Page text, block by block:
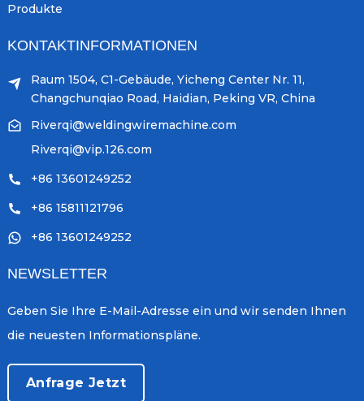
Produkte
KONTAKTINFORMATIONEN
Raum 1504, C1-Gebäude, Yicheng Center Nr. 11,
Changchunqiao Road, Haidian, Peking VR, China
Riverqi@weldingwiremachine.com
Riverqi@vip.126.com
+86 13601249252
+86 15811121796
+86 13601249252
NEWSLETTER
Geben Sie Ihre E-Mail-Adresse ein und wir senden Ihnen
die neuesten Informationspläne.
Anfrage Jetzt